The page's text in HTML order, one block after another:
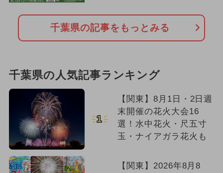
千葉県の記事をもっとみる
千葉県の人気記事ランキング
1
【関東】8月1日・2日週
末開催の花火大会16
選！水中花火・尺五寸
玉・ナイアガラ花火も
【関東】2026年8月8